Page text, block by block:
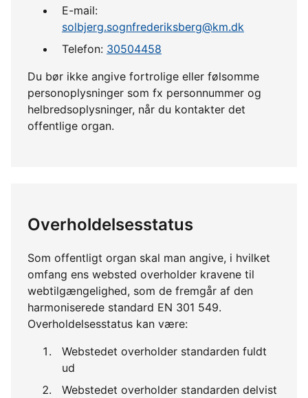
E-mail:
solbjerg.sognfrederiksberg@km.dk
Telefon: 30504458
Du bør ikke angive fortrolige eller følsomme
personoplysninger som fx personnummer og
helbredsoplysninger, når du kontakter det
offentlige organ.
Overholdelsesstatus
Som offentligt organ skal man angive, i hvilket
omfang ens websted overholder kravene til
webtilgængelighed, som de fremgår af den
harmoniserede standard EN 301 549.
Overholdelsesstatus kan være:
Webstedet overholder standarden fuldt
ud
Webstedet overholder standarden delvist